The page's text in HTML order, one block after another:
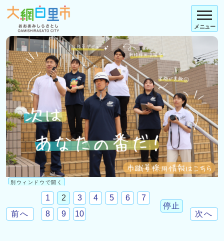
メニュー
前へ
別ウィンドウで開く
次へ
1 2 3 4 5 6
7
8
9 10
停止